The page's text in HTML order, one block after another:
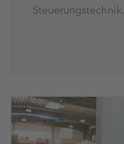
Steuerungstechnik.